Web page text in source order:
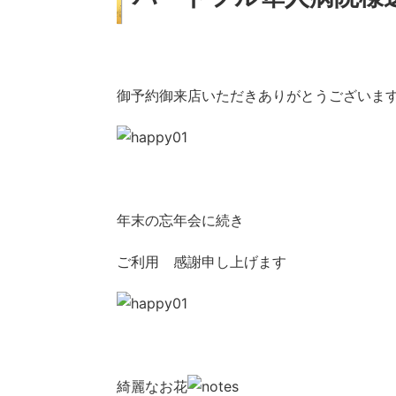
御予約御来店いただきありがとうございま
年末の忘年会に続き
ご利用 感謝申し上げます
綺麗なお花